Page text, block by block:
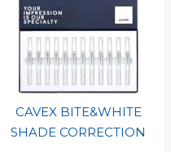
CAVEX BITE&WHITE
SHADE CORRECTION